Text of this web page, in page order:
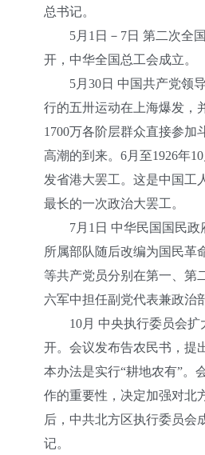
总书记。
5月1日－7日 第二次全国
开，中华全国总工会成立。
5月30日 中国共产党领导
行的五卅运动在上海爆发，
1700万各阶层群众直接参加
高潮的到来。6月至1926年
发省港大罢工。这是中国工
最长的一次政治大罢工。
7月1日 中华民国国民政
所属部队随后改编为国民革
等共产党员分别在第一、第
六军中担任副党代表兼政治
10月 中央执行委员会扩
开。会议发布告农民书，提
本办法是实行“耕地农有”。
作的重要性，决定加强对北
后，中共北方区执行委员会
记。